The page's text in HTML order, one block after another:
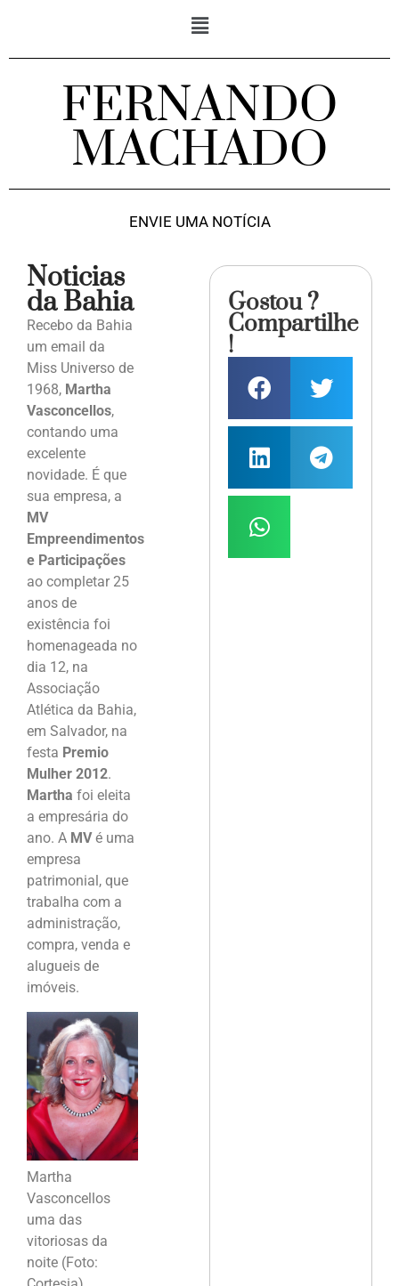
FERNANDO
MACHADO
ENVIE UMA NOTÍCIA
Noticias
da Bahia
Recebo da Bahia
um email da
Miss Universo de
1968, Martha
Vasconcellos,
contando uma
excelente
novidade. É que
sua empresa, a
MV
Empreendimentos
e Participações
ao completar 25
anos de
existência foi
homenageada no
dia 12, na
Associação
Atlética da Bahia,
em Salvador, na
festa Premio
Mulher 2012.
Martha foi eleita
a empresária do
ano. A MVé uma
empresa
patrimonial, que
trabalha com a
administração,
compra, venda e
alugueis de
imóveis.
Martha
Vasconcellos
uma das
vitoriosas da
noite (Foto:
Gostou ?
Compartilhe
!